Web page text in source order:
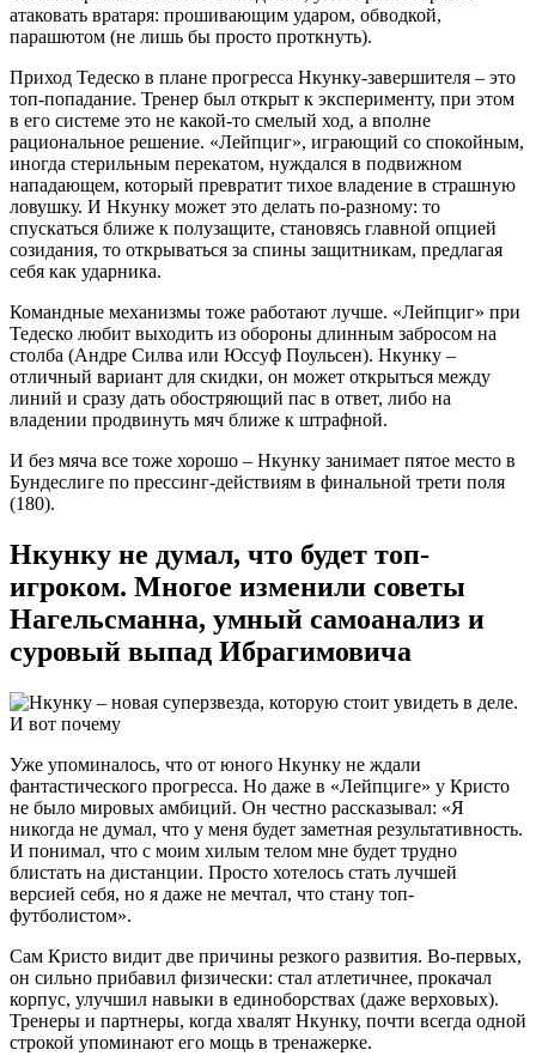
атаковать вратаря: прошивающим ударом, обводкой,
парашютом (не лишь бы просто проткнуть).
Приход Тедеско в плане прогресса Нкунку-завершителя – это
топ-попадание. Тренер был открыт к эксперименту, при этом
в его системе это не какой-то смелый ход, а вполне
рациональное решение. «Лейпциг», играющий со спокойным,
иногда стерильным перекатом, нуждался в подвижном
нападающем, который превратит тихое владение в страшную
ловушку. И Нкунку может это делать по-разному: то
спускаться ближе к полузащите, становясь главной опцией
созидания, то открываться за спины защитникам, предлагая
себя как ударника.
Командные механизмы тоже работают лучше. «Лейпциг» при
Тедеско любит выходить из обороны длинным забросом на
столба (Андре Силва или Юссуф Поульсен). Нкунку –
отличный вариант для скидки, он может открыться между
линий и сразу дать обостряющий пас в ответ, либо на
владении продвинуть мяч ближе к штрафной.
И без мяча все тоже хорошо – Нкунку занимает пятое место в
Бундеслиге по прессинг-действиям в финальной трети поля
(180).
Нкунку не думал, что будет топ-
игроком. Многое изменили советы
Нагельсманна, умный самоанализ и
суровый выпад Ибрагимовича
Уже упоминалось, что от юного Нкунку не ждали
фантастического прогресса. Но даже в «Лейпциге» у Кристо
не было мировых амбиций. Он честно рассказывал: «Я
никогда не думал, что у меня будет заметная результативность.
И понимал, что с моим хилым телом мне будет трудно
блистать на дистанции. Просто хотелось стать лучшей
версией себя, но я даже не мечтал, что стану топ-
футболистом».
Сам Кристо видит две причины резкого развития. Во-первых,
он сильно прибавил физически: стал атлетичнее, прокачал
корпус, улучшил навыки в единоборствах (даже верховых).
Тренеры и партнеры, когда хвалят Нкунку, почти всегда одной
строкой упоминают его мощь в тренажерке.